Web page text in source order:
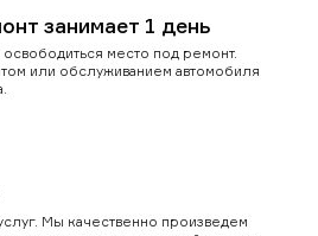
занимает 1 день
место под ремонт.
или обслуживанием автомобиля
Мы качественно произведем